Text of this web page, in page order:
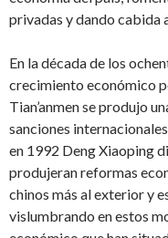
privadas y dando cabida
En la década de los
crecimiento económico
Tian’anmen se produjo
sanciones
en 1992 Deng Xiaoping
produjeran reformas
chinos más al exterior y
vislumbrando en estos